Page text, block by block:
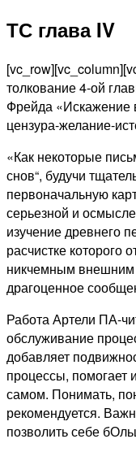
ТС глава IV
толкование 4-ой
Фрейда «Искажение
цензура-желание-
«Как некоторые
снов“, будучи
первоначальную
серьезной и
изучение древнего
расчистке которого
никчемным внешним
драгоценное
Работа Артели ПА-
обслуживание
добавляет
процессы, помогает
самом. Понимать,
рекомендуется.
позволить себе